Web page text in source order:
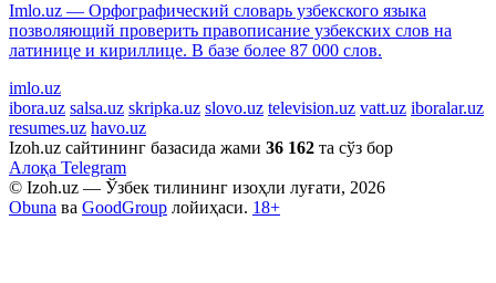
Imlo.uz — Орфографический словарь узбекского языка
позволяющий проверить правописание узбекских слов на
латинице и кириллице. В базе более 87 000 слов.
imlo.uz
ibora.uz salsa.uz skripka.uz slovo.uz television.uz vatt.uz iboralar.uz
resumes.uz havo.uz
Izoh.uz сайтининг базасида жами 36 162 та сўз бор
Алоқа Telegram
© Izoh.uz — Ўзбек тилининг изоҳли луғати, 2026
Obuna ва GoodGroup лойиҳаси. 18+